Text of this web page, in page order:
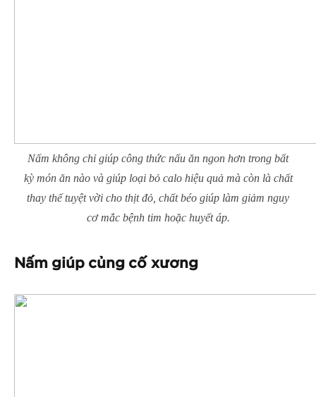
Nấm không chỉ giúp công thức nấu ăn ngon hơn trong bất
kỳ món ăn nào và giúp loại bỏ calo hiệu quả mà còn là chất
thay thế tuyệt vời cho thịt đỏ, chất béo giúp làm giảm nguy
cơ mắc bệnh tim hoặc huyết áp.
Nấm giúp củng cố xương